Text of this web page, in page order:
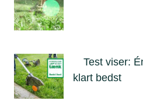
Test viser:
klart bedst